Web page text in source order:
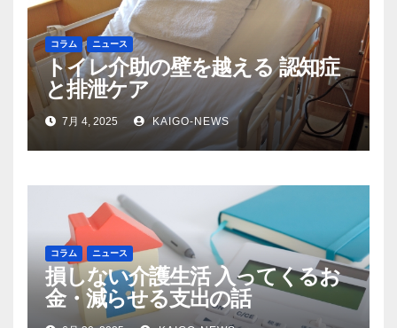
コラム ニュース
トイレ介助の壁を越える 認知症
と排泄ケア
7月 4, 2025 KAIGO-NEWS
コラム ニュース
損しない介護生活 入ってくるお
金・減らせる支出の話